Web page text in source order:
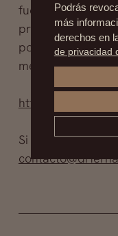
fuera de sus
prohibitivos.
por su calidad
mercado de la
https://
Si deseas saber
Podrás
más
derechos en
de privacidad